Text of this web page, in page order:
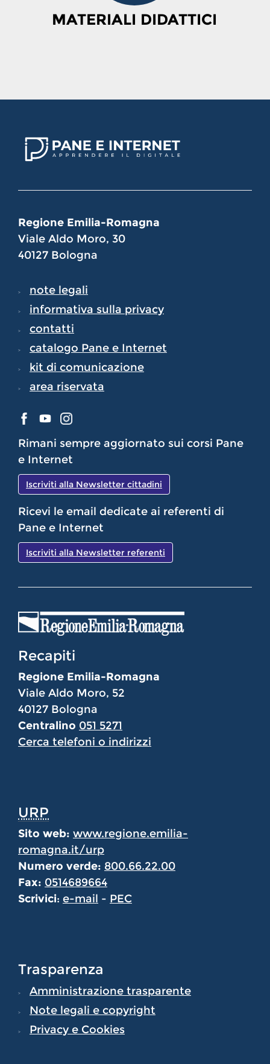
MATERIALI DIDATTICI
Regione Emilia-Romagna
Viale Aldo Moro, 30
40127 Bologna
note legali
informativa sulla privacy
contatti
catalogo Pane e Internet
kit di comunicazione
area riservata
Rimani sempre aggiornato sui corsi Pane
e Internet
Iscriviti alla Newsletter cittadini
Ricevi le email dedicate ai referenti di
Pane e Internet
Iscriviti alla Newsletter referenti
Recapiti
Regione Emilia-Romagna
Viale Aldo Moro, 52
40127 Bologna
Centralino 051 5271
Cerca telefoni o indirizzi
URP
Sito web: www.regione.emilia-
romagna.it/urp
Numero verde: 800.66.22.00
Fax: 0514689664
Scrivici: e-mail - PEC
Trasparenza
Amministrazione trasparente
Note legali e copyright
Privacy e Cookies